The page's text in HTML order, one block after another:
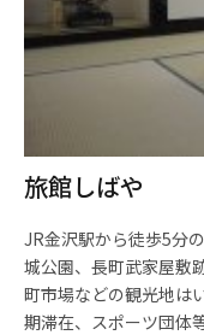
旅館しばや
JR金沢駅から徒歩5分
城公園、長町武家屋敷
町市場などの観光地は
期滞在、スポーツ団体